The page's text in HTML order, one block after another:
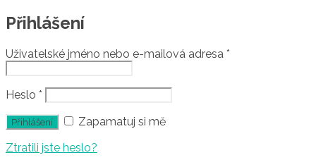
Přihlášení
Uživatelské jméno nebo e-mailová adresa *
Heslo *
Zapamatuj si mě
Ztratili jste heslo?